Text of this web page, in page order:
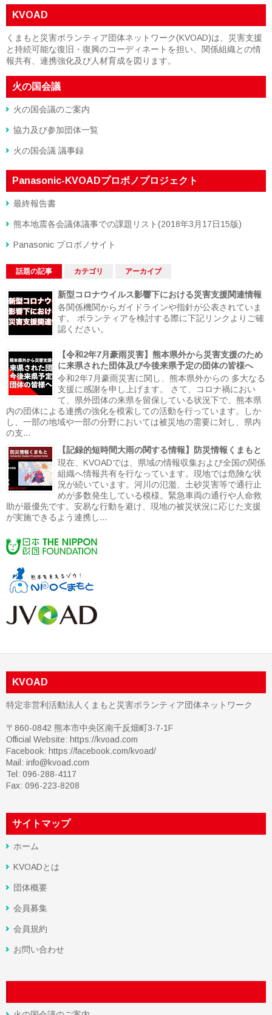
KVOAD
くまもと災害ボランティア団体ネットワーク(KVOAD)は、災害支援
と持続可能な復旧・復興のコーディネートを担い、関係組織との情
報共有、連携強化及び人材育成を図ります。
火の国会議
火の国会議のご案内
協力及び参加団体一覧
火の国会議 議事録
Panasonic-KVOADプロボノプロジェクト
最終報告書
熊本地震各会議体議事での課題リスト(2018年3月17日15版)
Panasonic プロボノサイト
話題の記事 カテゴリ アーカイブ
新型コロナウイルス影響下における災害支援関連情報
各関係機関からガイドラインや指針が公表されていま
す。 ボランティアを検討する際に下記リンクよりご確
認ください。
【令和2年7月豪雨災害】熊本県外から災害支援のため
に来県された団体及び今後来県予定の団体の皆様へ
令和2年7月豪雨災害に関し、熊本県外からの 多大なる
支援に感謝を申し上げます。 さて、コロナ禍におい
て、県外団体の来県を留保している状況下で、熊本県
内の団体による連携の強化を模索しての活動を行っています。しか
し、一部の地域や一部の分野においては被災地の需要に対し、県内
の支...
【記録的短時間大雨の関する情報】防災情報くまもと
現在、KVOADでは、県域の情報収集および全国の関係
組織へ情報共有を行なっています。現地では危険な状
況が続いています。河川の氾濫、土砂災害等で通行止
めが多数発生している模様。緊急車両の通行や人命救
助が最優先です。安易な行動を避け、現地の被災状況に応じた支援
が実施できるよう連携し...
KVOAD
特定非営利活動法人くまもと災害ボランティア団体ネットワーク
〒860-0842 熊本市中央区南千反畑町3-7-1F
Official Website: https://kvoad.com
Facebook: https://facebook.com/kvoad/
Mail: info@kvoad.com
Tel: 096-288-4117
Fax: 096-223-8208
サイトマップ
ホーム
KVOADとは
団体概要
会員募集
会員規約
お問い合わせ